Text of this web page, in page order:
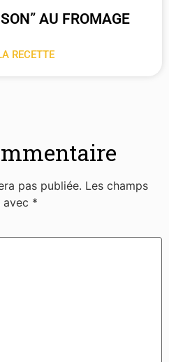
AU FROMAGE
RECETTE
pas publiée. Les champs
*